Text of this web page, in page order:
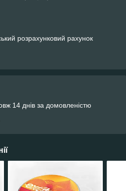
розрахунковий рахунок
14 днів за домовленістю